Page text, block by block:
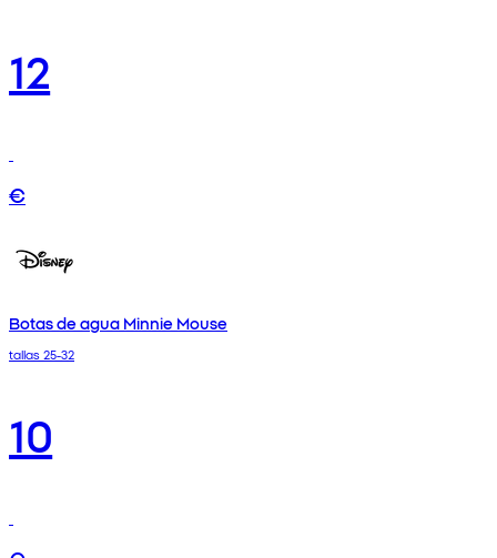
12
€
Botas de agua Minnie Mouse
tallas 25-32
10